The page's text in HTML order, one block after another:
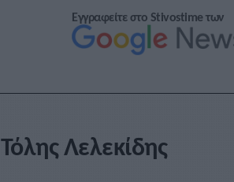
Εγγραφείτε στο Stivostime των
Τόλης Λελεκίδης